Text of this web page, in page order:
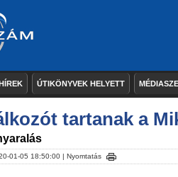
ÚTIKÖNYVEK HELYETT
tartanak a
01-05 18:50:00 | Nyomtatás